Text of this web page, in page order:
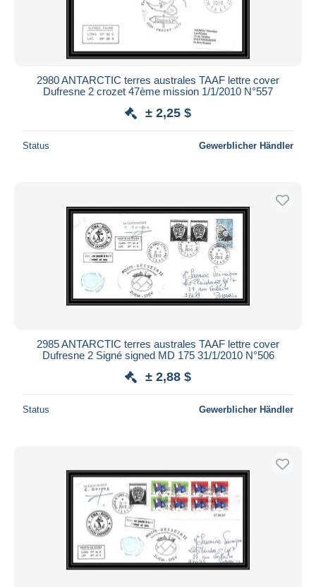
2980 ANTARCTIC terres australes TAAF lettre cover
Dufresne 2 crozet 47ème mission 1/1/2010 N°557
± 2,25 $
Status Gewerblicher Händler
2985 ANTARCTIC terres australes TAAF lettre cover
Dufresne 2 Signé signed MD 175 31/1/2010 N°506
± 2,88 $
Status Gewerblicher Händler